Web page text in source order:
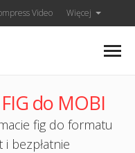
Video Więcej
do MOBI
fig do formatu
bezpłatnie